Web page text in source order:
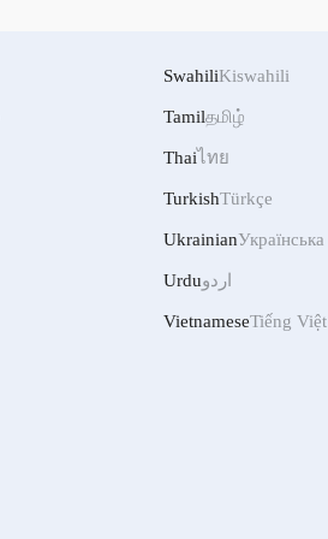
SwahiliKiswahili
Tamilதமிழ்
Thaiไทย
TurkishTürkçe
UkrainianУкраїнська
Urduاردو
VietnameseTiếng Việt